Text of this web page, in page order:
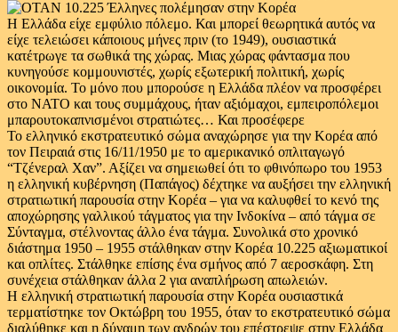
Η Ελλάδα είχε εμφύλιο πόλεμο. Και μπορεί θεωρητικά αυτός να
είχε τελειώσει κάποιους μήνες πριν (το 1949), ουσιαστικά
κατέτρωγε τα σωθικά της χώρας. Μιας χώρας φάντασμα που
κυνηγούσε κομμουνιστές, χωρίς εξωτερική πολιτική, χωρίς
οικονομία. Το μόνο που μπορούσε η Ελλάδα πλέον να προσφέρει
στο ΝΑΤΟ και τους συμμάχους, ήταν αξιόμαχοι, εμπειροπόλεμοι
μπαρουτοκαπνισμένοι στρατιώτες… Και προσέφερε
Το ελληνικό εκστρατευτικό σώμα αναχώρησε για την Κορέα από
τον Πειραιά στις 16/11/1950 με το αμερικανικό οπλιταγωγό
“Τζένεραλ Χαν”. Αξίζει να σημειωθεί ότι το φθινόπωρο του 1953
η ελληνική κυβέρνηση (Παπάγος) δέχτηκε να αυξήσει την ελληνική
στρατιωτική παρουσία στην Κορέα – για να καλυφθεί το κενό της
αποχώρησης γαλλικού τάγματος για την Ινδοκίνα – από τάγμα σε
Σύνταγμα, στέλνοντας άλλο ένα τάγμα. Συνολικά στο χρονικό
διάστημα 1950 – 1955 στάλθηκαν στην Κορέα 10.225 αξιωματικοί
και οπλίτες. Στάλθηκε επίσης ένα σμήνος από 7 αεροσκάφη. Στη
συνέχεια στάλθηκαν άλλα 2 για αναπλήρωση απωλειών.
Η ελληνική στρατιωτική παρουσία στην Κορέα ουσιαστικά
τερματίστηκε τον Οκτώβρη του 1955, όταν το εκστρατευτικό σώμα
διαλύθηκε και η δύναμη των ανδρών του επέστρεψε στην Ελλάδα